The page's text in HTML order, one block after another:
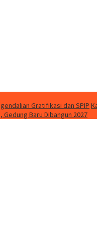
Gratifikasi dan SPIP
Baru Dibangun 2027